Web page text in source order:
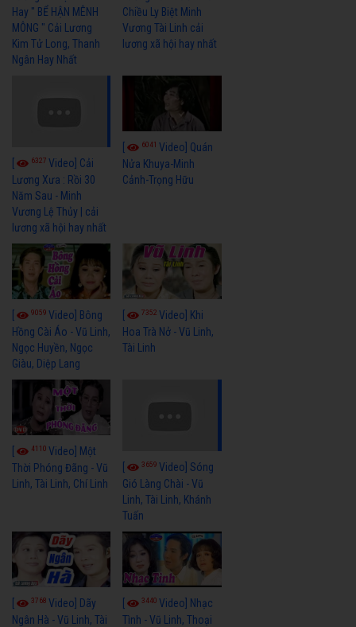
Hay " BỂ HẬN MÊNH
MÔNG " Cải Lương
Kim Tử Long, Thanh
Ngân Hay Nhất
Chiều Ly Biệt Minh
Vương Tài Linh cải
lương xã hội hay nhất
6327 Video] Cải
Lương Xưa : Rồi 30
Năm Sau - Minh
Vương Lệ Thủy | cải
lương xã hội hay nhất
6041Video] Quán
Nửa Khuya-Minh
Cảnh-Trọng Hữu
9059 Video] Bông
Hồng Cài Áo - Vũ Linh,
Ngọc Huyền, Ngọc
Giàu, Diệp Lang
7352Video] Khi
Hoa Trà Nở - Vũ Linh,
Tài Linh
4110 Video] Một
Thời Phóng Đãng - Vũ
Linh, Tài Linh, Chí Linh
3659Video] Sóng
Gió Làng Chài - Vũ
Linh, Tài Linh, Khánh
Tuấn
3768 Video] Dãy
Ngân Hà - Vũ Linh, Tài
3440Video] Nhạc
Tình - Vũ Linh, Thoại